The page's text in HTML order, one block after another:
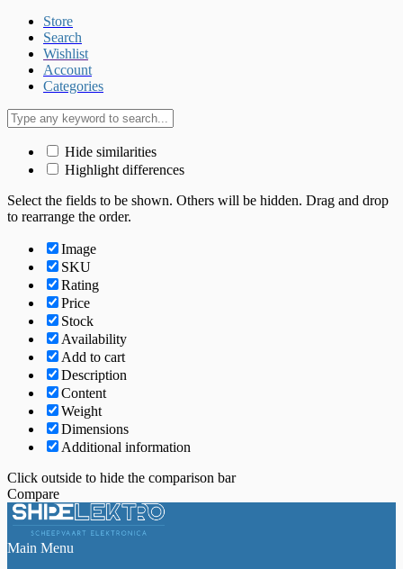
Store
Search
Wishlist
Account
Categories
Hide similarities
Highlight differences
Select the fields to be shown. Others will be hidden. Drag and drop
to rearrange the order.
Image
SKU
Rating
Price
Stock
Availability
Add to cart
Description
Content
Weight
Dimensions
Additional information
Click outside to hide the comparison bar
Compare
Main Menu